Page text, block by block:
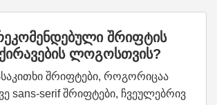
შრიფტის
ლოგოსთვის?
შრიფტები, როგორიცაა
sans-serif შრიფტები, ჩვეულებრივ